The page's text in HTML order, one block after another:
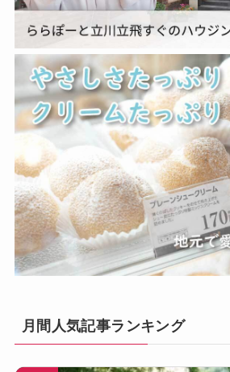
月間人気記事ランキング